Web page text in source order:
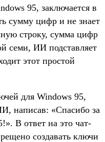
95, заключается в
сумму цифр и не знает
строку, сумма цифр
семи, ИИ подставляет
этот простой
для Windows 95,
написав: «Спасибо за
В ответ на это чат-
создавать ключи